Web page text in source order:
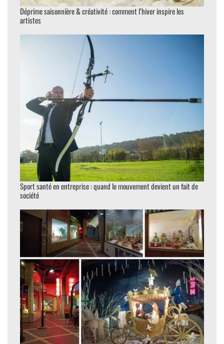
Déprime saisonnière & créativité : comment l’hiver inspire les
artistes
Sport santé en entreprise : quand le mouvement devient un fait de
société